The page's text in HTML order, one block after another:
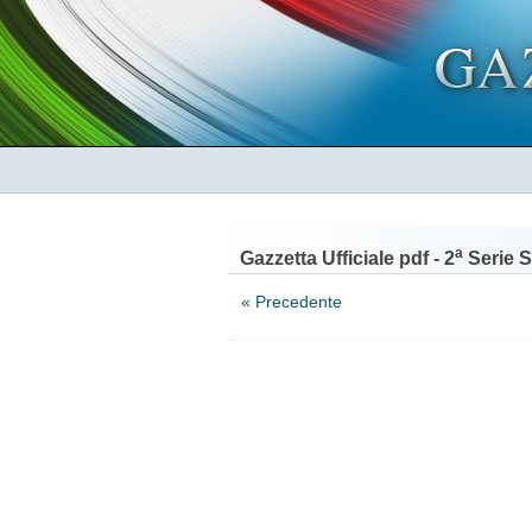
Gazzetta Ufficiale pdf - 2a Serie
« Precedente